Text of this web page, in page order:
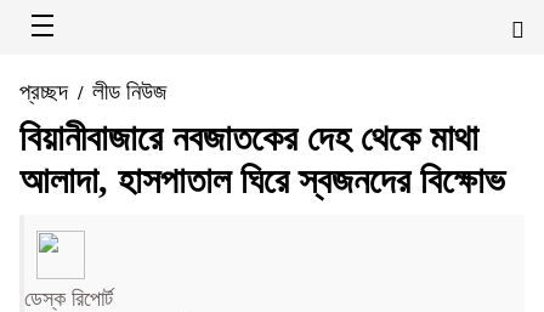
প্রচ্ছদ/ লীড নিউজ
বিয়ানীবাজারে নবজাতকের দেহ থেকে মাথা
আলাদা, হাসপাতাল ঘিরে স্বজনদের বিক্ষোভ
ডেস্ক রিপোর্ট